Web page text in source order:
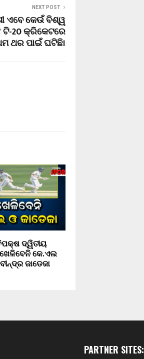
NEXT POST
ଏବେ କେଉଁ ବିଶ୍ୱ
ଟି-20 କ୍ରିକେଟରେ
ଥର ପାଇଁ ଘଟିଛି।
ଦ୍ୱିତୀୟ
କେ.ଏଲ
ଜାଡେଜା
PARTNER SITES: